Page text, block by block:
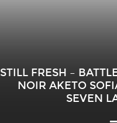
STILL FRESH –
NOIR AKETO
SEVEN